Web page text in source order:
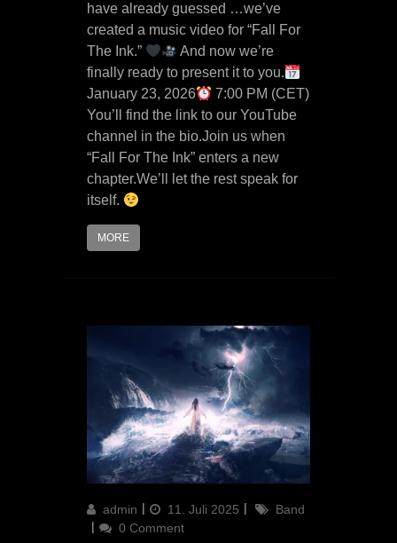
have already guessed …we’ve
created a music video for “Fall For
The Ink.”
And now we’re
finally ready to present it to you.
January 23, 2026
7:00 PM (CET)
You’ll find the link to our YouTube
channel in the bio.Join us when
“Fall For The Ink” enters a new
chapter.We’ll let the rest speak for
itself.
MORE
Author
admin
Updated
on
11. Juli 2025 Categories
Band
0 Comment